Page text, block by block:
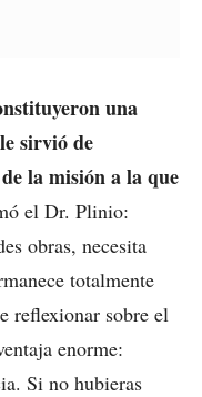
una
sirvió de
la misión a la que
el Dr. Plinio:
obras, necesita
totalmente
reflexionar sobre el
enorme:
Si no hubieras